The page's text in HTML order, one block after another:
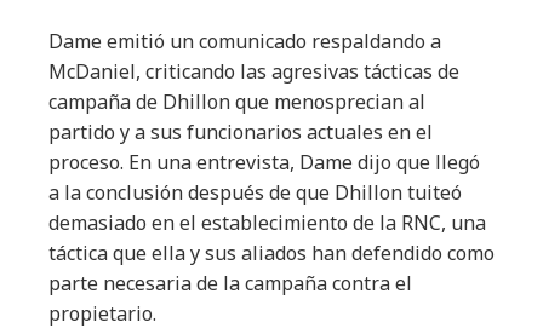
Dame emitió un comunicado respaldando a
McDaniel, criticando las agresivas tácticas de
campaña de Dhillon que menosprecian al
partido y a sus funcionarios actuales en el
proceso. En una entrevista, Dame dijo que llegó
a la conclusión después de que Dhillon tuiteó
demasiado en el establecimiento de la RNC, una
táctica que ella y sus aliados han defendido como
parte necesaria de la campaña contra el
propietario.